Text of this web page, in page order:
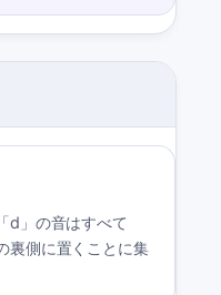
d」の音はすべて
裏側に置くことに集